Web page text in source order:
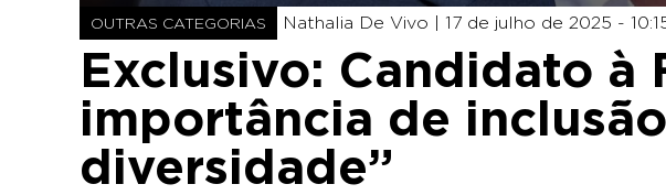
OUTRAS CATEGORIAS Nathalia De Vivo | 17 de julho de 2025 -
Exclusivo: Candidato à
importância de
diversidade”